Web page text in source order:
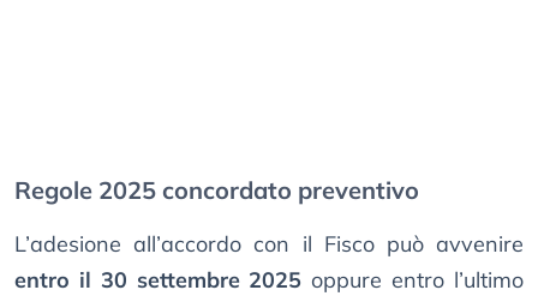
Regole 2025 concordato preventivo
L’adesione all’accordo con il Fisco può avvenire
entro il 30 settembre 2025 oppure entro l’ultimo